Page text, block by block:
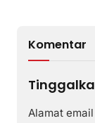
Komentar
Alamat